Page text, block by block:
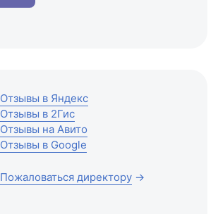
Отзывы в Яндекс
Отзывы в 2Гис
Отзывы на Авито
Отзывы в Google
Пожаловаться директору →